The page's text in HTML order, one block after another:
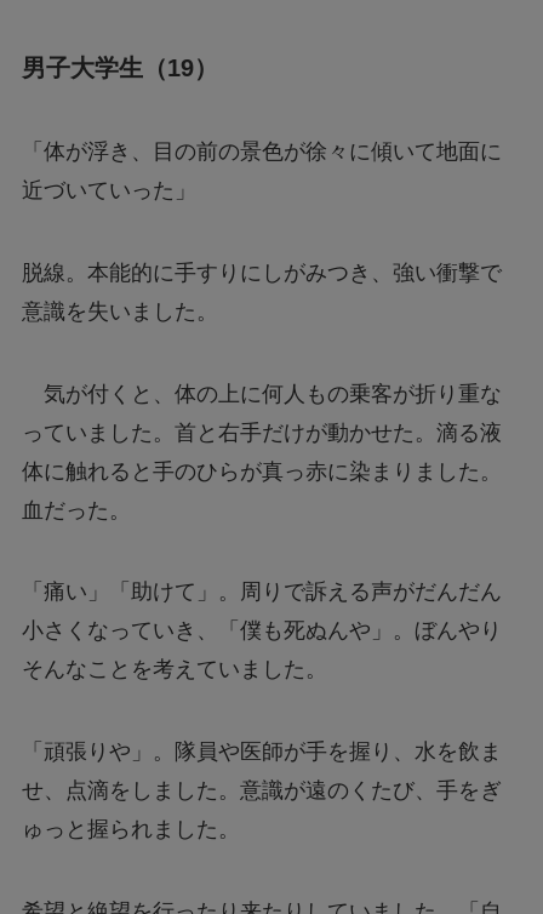
男子大学生（19）
「体が浮き、目の前の景色が徐々に傾いて地面に
近づいていった」
脱線。本能的に手すりにしがみつき、強い衝撃で
意識を失いました。
気が付くと、体の上に何人もの乗客が折り重な
っていました。首と右手だけが動かせた。滴る液
体に触れると手のひらが真っ赤に染まりました。
血だった。
「痛い」「助けて」。周りで訴える声がだんだん
小さくなっていき、「僕も死ぬんや」。ぼんやり
そんなことを考えていました。
「頑張りや」。隊員や医師が手を握り、水を飲ま
せ、点滴をしました。意識が遠のくたび、手をぎ
ゅっと握られました。